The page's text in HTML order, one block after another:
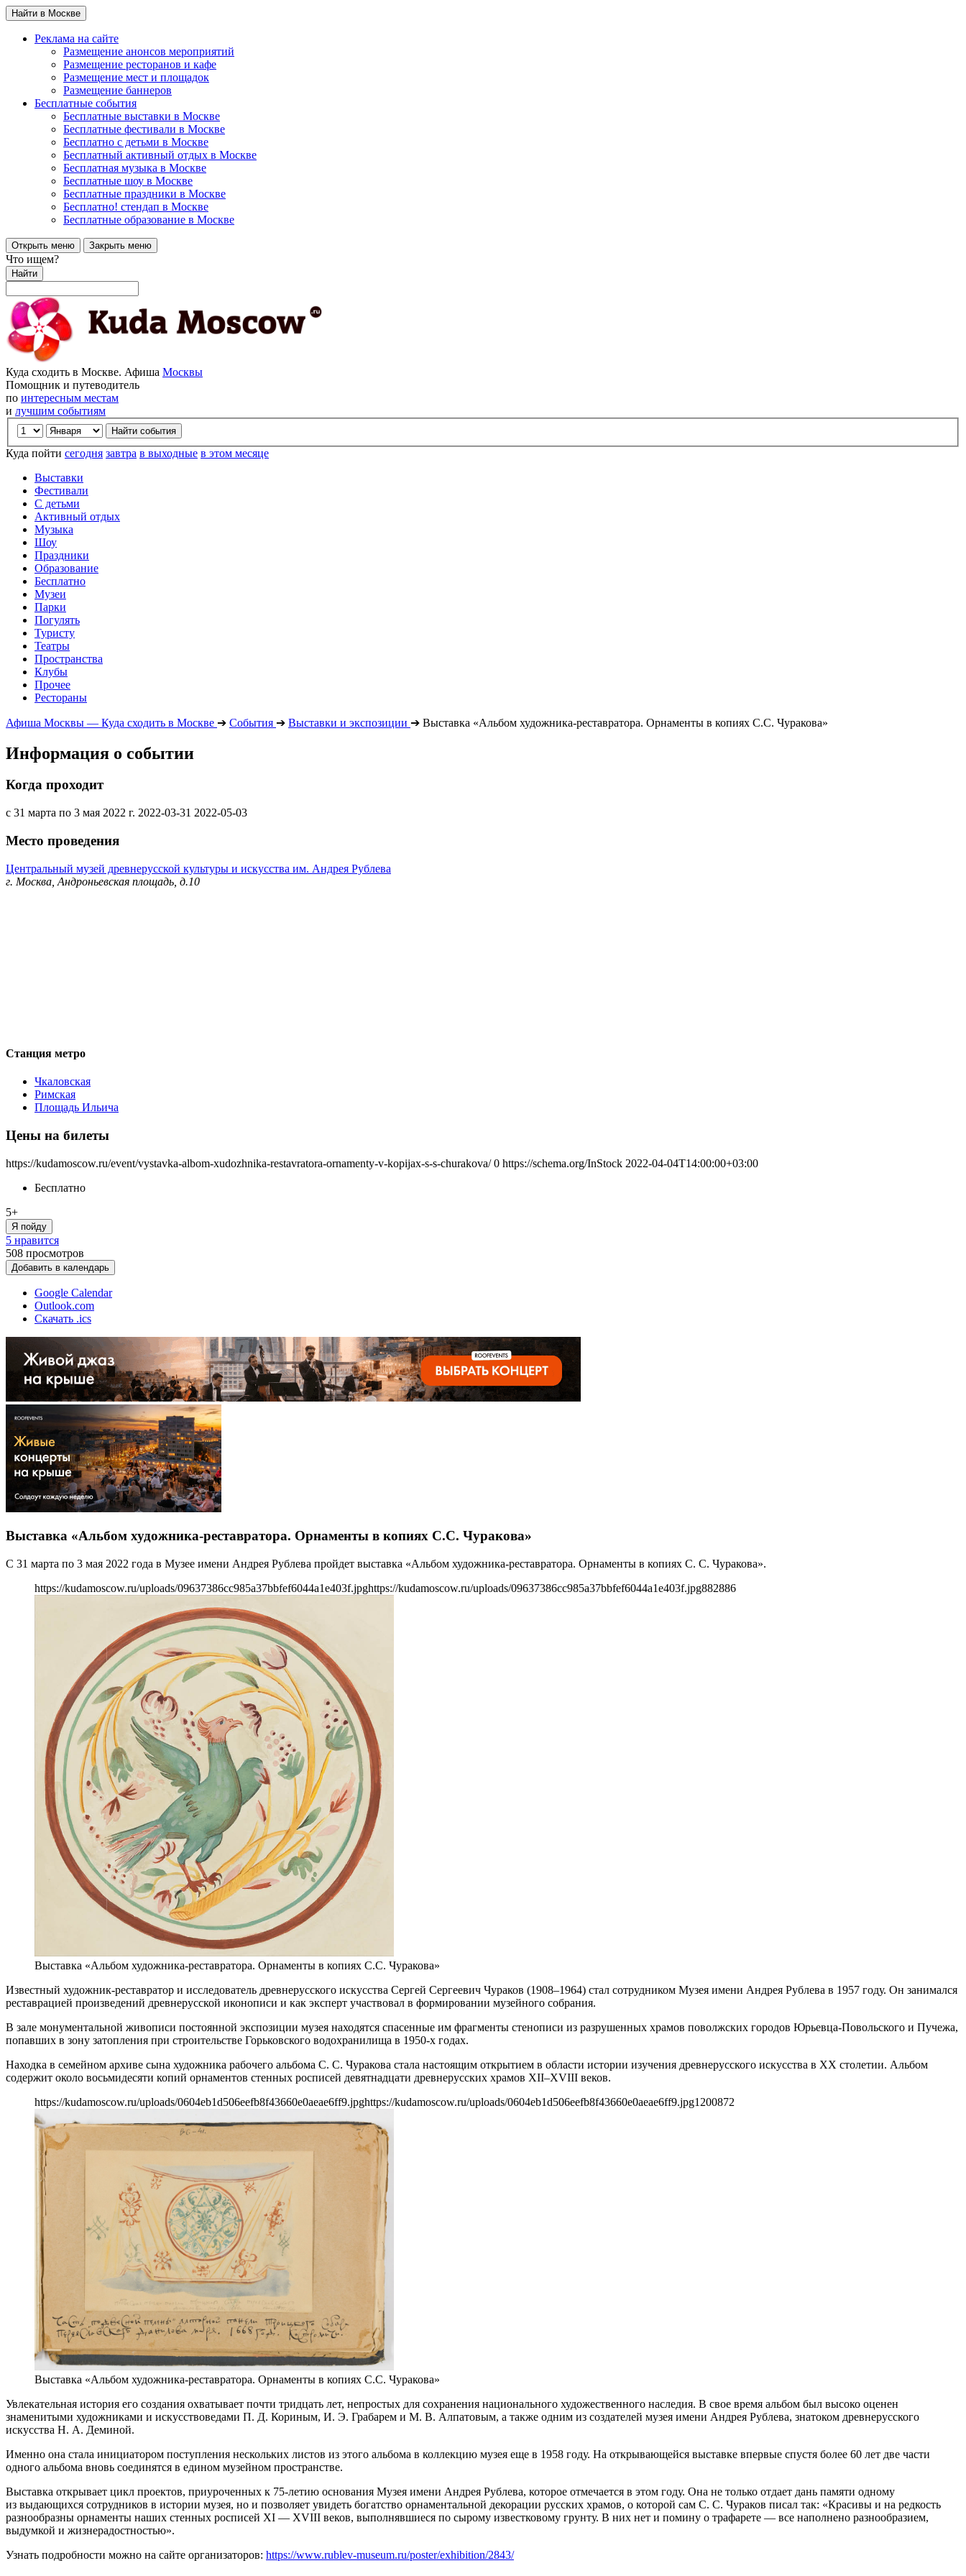
Найти в Москве
Реклама на сайте
Размещение анонсов мероприятий
Размещение ресторанов и кафе
Размещение мест и площадок
Размещение баннеров
Бесплатные события
Бесплатные выставки в Москве
Бесплатные фестивали в Москве
Бесплатно с детьми в Москве
Бесплатный активный отдых в Москве
Бесплатная музыка в Москве
Бесплатные шоу в Москве
Бесплатные праздники в Москве
Бесплатно! стендап в Москве
Бесплатные образование в Москве
Открыть меню Закрыть меню
Что ищем?
Найти
Куда сходить в Москве. Афиша Москвы
Помощник и путеводитель
по интересным местам
и лучшим событиям
Куда пойти сегодня завтра в выходные в этом месяце
Выставки
Фестивали
С детьми
Активный отдых
Музыка
Шоу
Праздники
Образование
Бесплатно
Музеи
Парки
Погулять
Туристу
Театры
Пространства
Клубы
Прочее
Рестораны
Афиша Москвы — Куда сходить в Москве ➔ События ➔ Выставки и экспозиции ➔ Выставка «Альбом художника-реставратора. Орнаменты в копиях С.С. Чуракова»
Информация о событии
Когда проходит
с 31 марта по 3 мая 2022 г. 2022-03-31 2022-05-03
Место проведения
Центральный музей древнерусской культуры и искусства им. Андрея Рублева
г. Москва, Андроньевская площадь, д.10
Станция метро
Чкаловская
Римская
Площадь Ильича
Цены на билеты
https://kudamoscow.ru/event/vystavka-albom-xudozhnika-restavratora-ornamenty-v-kopijax-s-s-churakova/ 0 https://schema.org/InStock 2022-04-04T14:00:00+03:00
Бесплатно
5+
Я пойду
5 нравится
508 просмотров
Добавить в календарь
Google Calendar
Outlook.com
Скачать .ics
Выставка «Альбом художника-реставратора. Орнаменты в копиях С.С. Чуракова»
С 31 марта по 3 мая 2022 года в Музее имени Андрея Рублева пройдет выставка «Альбом художника-реставратора. Орнаменты в копиях С. С. Чуракова».
https://kudamoscow.ru/uploads/09637386cc985a37bbfef6044a1e403f.jpghttps://kudamoscow.ru/uploads/09637386cc985a37bbfef6044a1e403f.jpg882886
Выставка «Альбом художника-реставратора. Орнаменты в копиях С.С. Чуракова»
Известный художник-реставратор и исследователь древнерусского искусства Сергей Сергеевич Чураков (1908–1964) стал сотрудником Музея имени Андрея Рублева в 1957 году. Он занимался
реставрацией произведений древнерусской иконописи и как эксперт участвовал в формировании музейного собрания.
В зале монументальной живописи постоянной экспозиции музея находятся спасенные им фрагменты стенописи из разрушенных храмов поволжских городов Юрьевца-Повольского и Пучежа,
попавших в зону затопления при строительстве Горьковского водохранилища в 1950-х годах.
Находка в семейном архиве сына художника рабочего альбома С. С. Чуракова стала настоящим открытием в области истории изучения древнерусского искусства в XX столетии. Альбом
содержит около восьмидесяти копий орнаментов стенных росписей девятнадцати древнерусских храмов XII–XVIII веков.
https://kudamoscow.ru/uploads/0604eb1d506eefb8f43660e0aeae6ff9.jpghttps://kudamoscow.ru/uploads/0604eb1d506eefb8f43660e0aeae6ff9.jpg1200872
Выставка «Альбом художника-реставратора. Орнаменты в копиях С.С. Чуракова»
Увлекательная история его создания охватывает почти тридцать лет, непростых для сохранения национального художественного наследия. В свое время альбом был высоко оценен
знаменитыми художниками и искусствоведами П. Д. Кориным, И. Э. Грабарем и М. В. Алпатовым, а также одним из создателей музея имени Андрея Рублева, знатоком древнерусского
искусства Н. А. Деминой.
Именно она стала инициатором поступления нескольких листов из этого альбома в коллекцию музея еще в 1958 году. На открывающейся выставке впервые спустя более 60 лет две части
одного альбома вновь соединятся в едином музейном пространстве.
Выставка открывает цикл проектов, приуроченных к 75-летию основания Музея имени Андрея Рублева, которое отмечается в этом году. Она не только отдает дань памяти одному
из выдающихся сотрудников в истории музея, но и позволяет увидеть богатство орнаментальной декорации русских храмов, о которой сам С. С. Чураков писал так: «Красивы и на редкость
разнообразны орнаменты наших стенных росписей XI — XVIII веков, выполнявшиеся по сырому известковому грунту. В них нет и помину о трафарете — все наполнено разнообразием,
выдумкой и жизнерадостностью».
Узнать подробности можно на сайте организаторов: https://www.rublev-museum.ru/poster/exhibition/2843/